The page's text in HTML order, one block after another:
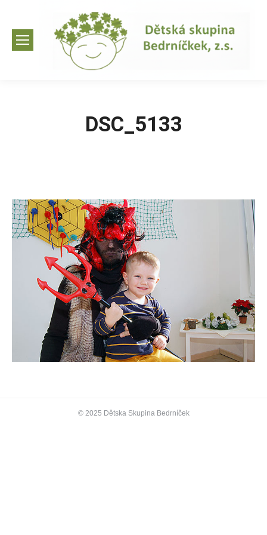
DSC_5133
© 2025 Dětska Skupina Bedrníček